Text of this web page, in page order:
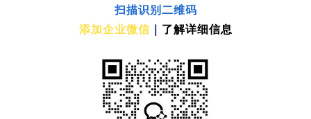
扫描识别二维码
添加企业微信 ｜ 了解详细信息